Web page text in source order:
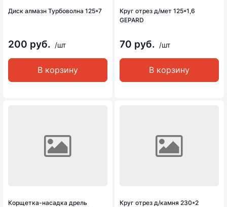
Диск алмазн Турбоволна 125*7
200 руб. /шт
В корзину
Круг отрез д/мет 125*1,6
GEPARD
70 руб. /шт
В корзину
Корщетка-насадка дрель
Круг отрез д/камня 230*2